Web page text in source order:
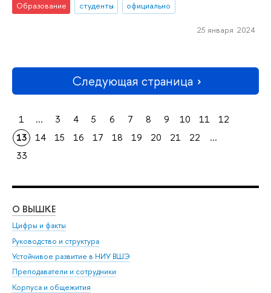
Образование студенты официально
25 января 2024
Следующая страница
1 ... 3 4 5 6 7 8 9 10 11
12
13
14 15 16 17 18 19 20 21 22
...
33
О ВЫШКЕ
Цифры и факты
Руководство и структура
Устойчивое развитие в НИУ ВШЭ
Преподаватели и сотрудники
Корпуса и общежития